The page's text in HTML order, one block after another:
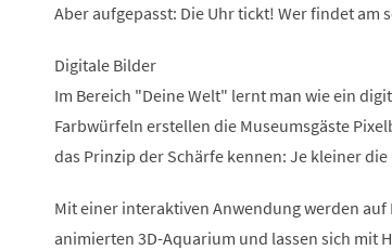
Aber aufgepasst: Die Uhr tickt! Wer findet am
Digitale Bilder
Im Bereich "Deine Welt" lernt man wie ein
Farbwürfeln erstellen die Museumsgäste
das Prinzip der Schärfe kennen: Je kleiner
Mit einer interaktiven Anwendung werden
animierten 3D-Aquarium und lassen sich mit